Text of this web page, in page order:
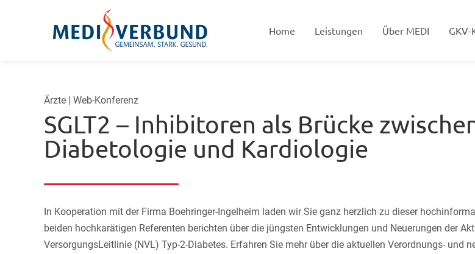
Home Leistungen Über MEDI GKV-
Ärzte | Web-Konferenz
SGLT2 – Inhibitoren als Brücke
Diabetologie und Kardiologie
In Kooperation mit der Firma Boehringer-Ingelheim laden wir Sie ganz herzlich zu dieser
beiden hochkarätigen Referenten berichten über die jüngsten Entwicklungen und Neuerungen der
VersorgungsLeitlinie (NVL) Typ-2-Diabetes. Erfahren Sie mehr über die aktuellen Verordnungs- und